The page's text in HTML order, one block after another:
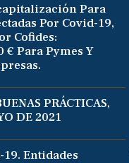
Para
Por Covid-19,
Cofides:
€ Para Pymes Y
PRÁCTICAS,
DE 2021
Entidades